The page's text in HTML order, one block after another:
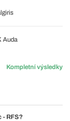
Auda
Kompletní výsledky
- RFS?